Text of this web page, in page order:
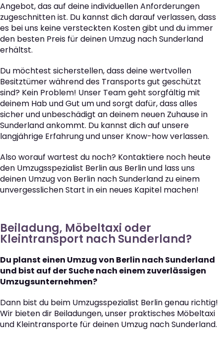
Angebot, das auf deine individuellen Anforderungen
zugeschnitten ist. Du kannst dich darauf verlassen, dass
es bei uns keine versteckten Kosten gibt und du immer
den besten Preis für deinen Umzug nach Sunderland
erhältst.
Du möchtest sicherstellen, dass deine wertvollen
Besitztümer während des Transports gut geschützt
sind? Kein Problem! Unser Team geht sorgfältig mit
deinem Hab und Gut um und sorgt dafür, dass alles
sicher und unbeschädigt an deinem neuen Zuhause in
Sunderland ankommt. Du kannst dich auf unsere
langjährige Erfahrung und unser Know-how verlassen.
Also worauf wartest du noch? Kontaktiere noch heute
den Umzugsspezialist Berlin aus Berlin und lass uns
deinen Umzug von Berlin nach Sunderland zu einem
unvergesslichen Start in ein neues Kapitel machen!
Beiladung, Möbeltaxi oder
Kleintransport nach Sunderland?
Du planst einen Umzug von Berlin nach Sunderland
und bist auf der Suche nach einem zuverlässigen
Umzugsunternehmen?
Dann bist du beim Umzugsspezialist Berlin genau richtig!
Wir bieten dir Beiladungen, unser praktisches Möbeltaxi
und Kleintransporte für deinen Umzug nach Sunderland.